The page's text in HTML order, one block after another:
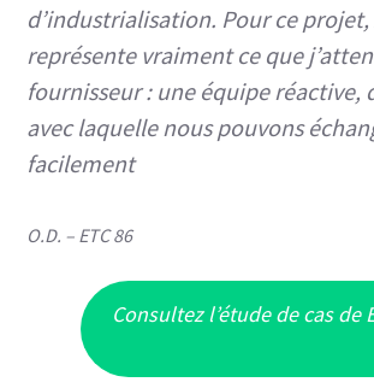
d’industrialisation. Pour ce projet,
représente vraiment ce que
fournisseur : une équipe réactive,
avec laquelle nous pouvons
facilement
O.D. – ETC 86
Consultez l’étude de cas de